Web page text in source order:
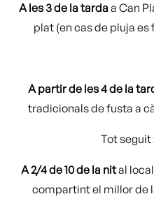
A les 3 de la tarda a Can
plat (en cas de pluja
A partir de les 4 de la
tradicionals de fusta a
Tot
A 2/4 de 10 de la nital
compartint el millor de